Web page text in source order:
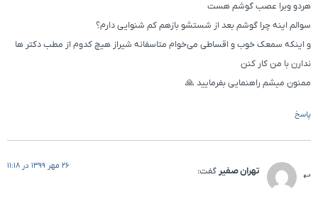
هردو وبرا عصب گوشم هست
سوالم اینه چرا گوشم بعد از شستشو بازهم کم شنوایی دارم؟
و اینکه سمعک خوب و اقساطی می‌خوام متاسفانه شیراز هیچ کدوم از مطب دکتر ها
ندارن با من کار کنن
ممنون میشم راهنمایی بفرمایید 🙏
پاسخ
تهران صفیرگفت: 26 مهر 1399 در 11:18